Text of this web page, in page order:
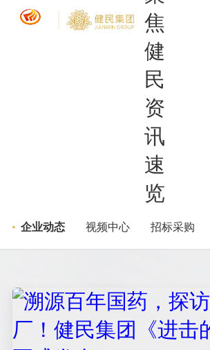
聚焦健民 资讯速览
企业动态 视频中心 招标采购